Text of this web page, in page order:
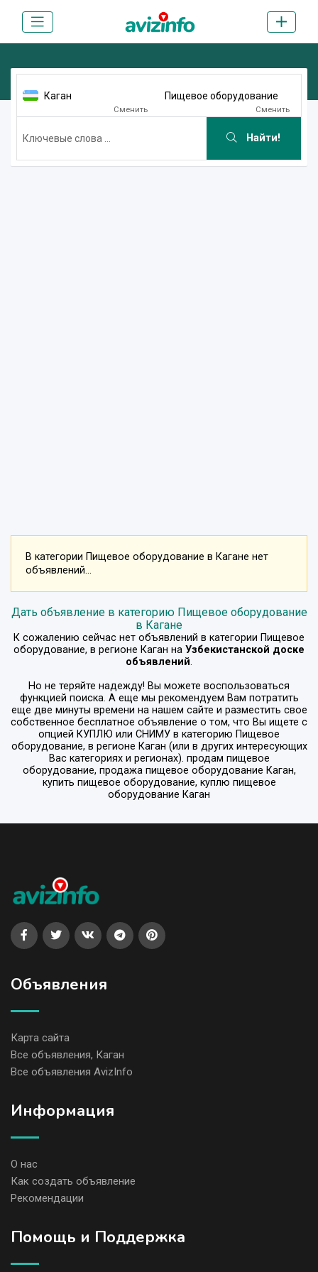
Каган
Сменить
Пищевое оборудование
Сменить
Найти!
В категории Пищевое оборудование в Кагане нет
объявлений...
Дать объявление в категорию Пищевое оборудование
в Кагане
К сожалению сейчас нет объявлений в категории Пищевое
оборудование, в регионе Каган на Узбекистанской доске
объявлений.
Но не теряйте надежду! Вы можете воспользоваться
функцией поиска. А еще мы рекомендуем Вам потратить
еще две минуты времени на нашем сайте и разместить свое
собственное бесплатное объявление о том, что Вы ищете с
опцией КУПЛЮ или СНИМУ в категорию Пищевое
оборудование, в регионе Каган (или в других интересующих
Вас категориях и регионах). продам пищевое
оборудование, продажа пищевое оборудование Каган,
купить пищевое оборудование, куплю пищевое
оборудование Каган
Объявления
Карта сайта
Все объявления, Каган
Все объявления AvizInfo
Информация
О нас
Как создать объявление
Рекомендации
Помощь и Поддержка